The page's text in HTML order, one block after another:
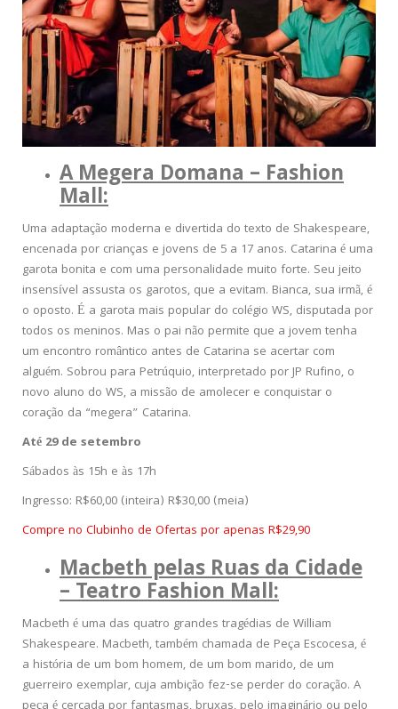
A Megera Domana – Fashion
Mall:
Uma adaptação moderna e divertida do texto de Shakespeare,
encenada por crianças e jovens de 5 a 17 anos. Catarina é uma
garota bonita e com uma personalidade muito forte. Seu jeito
insensível assusta os garotos, que a evitam. Bianca, sua irmã, é
o oposto. É a garota mais popular do colégio WS, disputada por
todos os meninos. Mas o pai não permite que a jovem tenha
um encontro romântico antes de Catarina se acertar com
alguém. Sobrou para Petrúquio, interpretado por JP Rufino, o
novo aluno do WS, a missão de amolecer e conquistar o
coração da “megera” Catarina.
Até 29 de setembro
Sábados às 15h e às 17h
Ingresso: R$60,00 (inteira) R$30,00 (meia)
Compre no Clubinho de Ofertas por apenas R$29,90
Macbeth pelas Ruas da Cidade
– Teatro Fashion Mall:
Macbeth é uma das quatro grandes tragédias de William
Shakespeare. Macbeth, também chamada de Peça Escocesa, é
a história de um bom homem, de um bom marido, de um
guerreiro exemplar, cuja ambição fez-se perder do coração. A